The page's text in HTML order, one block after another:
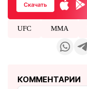
UFC MMA
КОММЕНТАРИИ